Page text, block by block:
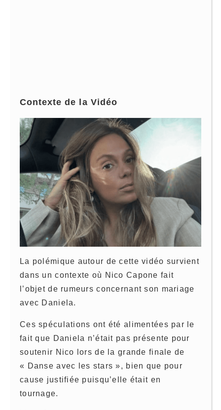
Contexte de la Vidéo
La polémique autour de cette vidéo survient
dans un contexte où Nico Capone fait
l’objet de rumeurs concernant son mariage
avec Daniela.
Ces spéculations ont été alimentées par le
fait que Daniela n’était pas présente pour
soutenir Nico lors de la grande finale de
« Danse avec les stars », bien que pour
cause justifiée puisqu’elle était en
tournage.